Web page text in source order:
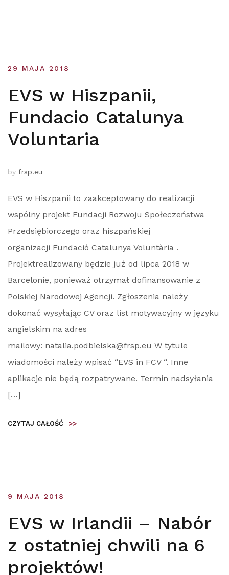
29 MAJA 2018
EVS w Hiszpanii,
Fundacio Catalunya
Voluntaria
by frsp.eu
EVS w Hiszpanii to zaakceptowany do realizacji
wspólny projekt Fundacji Rozwoju Społeczeństwa
Przedsiębiorczego oraz hiszpańskiej
organizacji Fundació Catalunya Voluntària .
Projektrealizowany będzie już od lipca 2018 w
Barcelonie, ponieważ otrzymał dofinansowanie z
Polskiej Narodowej Agencji. Zgłoszenia należy
dokonać wysyłając CV oraz list motywacyjny w języku
angielskim na adres
mailowy: natalia.podbielska@frsp.eu W tytule
wiadomości należy wpisać “EVS in FCV “. Inne
aplikacje nie będą rozpatrywane. Termin nadsyłania
[…]
CZYTAJ CAŁOŚĆ >>
9 MAJA 2018
EVS w Irlandii – Nabór
z ostatniej chwili na 6
projektów!